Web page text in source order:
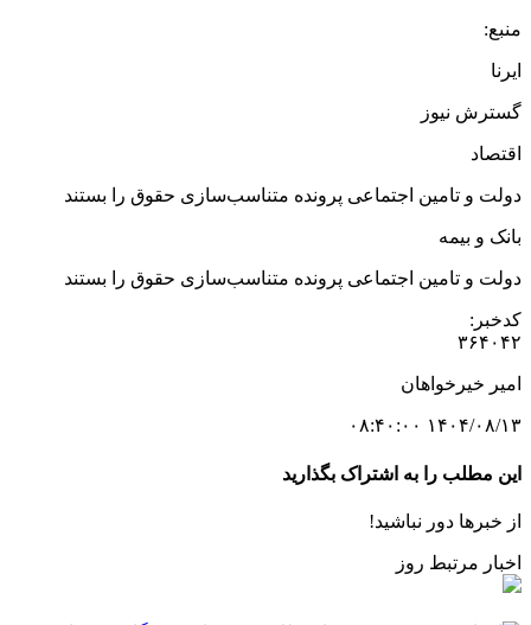
منبع:
ایرنا
گسترش نیوز
اقتصاد
دولت و تامین اجتماعی پرونده متناسب‌سازی حقوق را بستند
بانک و بیمه
دولت و تامین اجتماعی پرونده متناسب‌سازی حقوق را بستند
کدخبر:
۳۶۴۰۴۲
امیر خیرخواهان
۱۴۰۴/۰۸/۱۳ ۰۸:۴۰:۰۰
این مطلب را به اشتراک بگذارید
از خبرها دور نباشید!
اخبار مرتبط روز